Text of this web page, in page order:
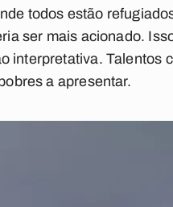
todos estão
ser mais acionado.
interpretativa. Talentos
a apresentar.